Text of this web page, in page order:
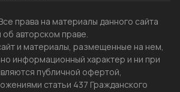
права на материалы данного сайта
авторском праве.
и материалы, размещенные на нем,
информационный характер и ни при
публичной офертой,
статьи 437 Гражданского